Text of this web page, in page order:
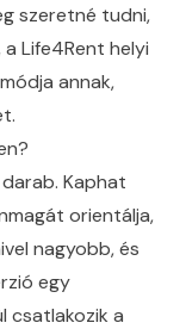
szeretné tudni,
a Life4Rent helyi
annak,
Kaphat
orientálja,
nagyobb, és
egy
csatlakozik a